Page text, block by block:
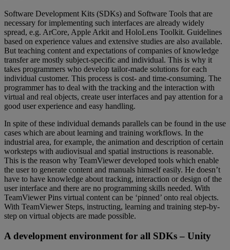
Software Development Kits (SDKs) and Software Tools that are
necessary for implementing such interfaces are already widely
spread, e.g. ArCore, Apple Arkit and HoloLens Toolkit. Guidelines
based on experience values and extensive studies are also available.
But teaching content and expectations of companies of knowledge
transfer are mostly subject-specific and individual. This is why it
takes programmers who develop tailor-made solutions for each
individual customer. This process is cost- and time-consuming. The
programmer has to deal with the tracking and the interaction with
virtual and real objects, create user interfaces and pay attention for a
good user experience and easy handling.
In spite of these individual demands parallels can be found in the use
cases which are about learning and training workflows. In the
industrial area, for example, the animation and description of certain
worksteps with audiovisual and spatial instructions is reasonable.
This is the reason why TeamViewer developed tools which enable
the user to generate content and manuals himself easily. He doesn’t
have to have knowledge about tracking, interaction or design of the
user interface and there are no programming skills needed. With
TeamViewer Pins virtual content can be ‘pinned’ onto real objects.
With TeamViewer Steps, instructing, learning and training step-by-
step on virtual objects are made possible.
A development environment for all SDKs – Unity